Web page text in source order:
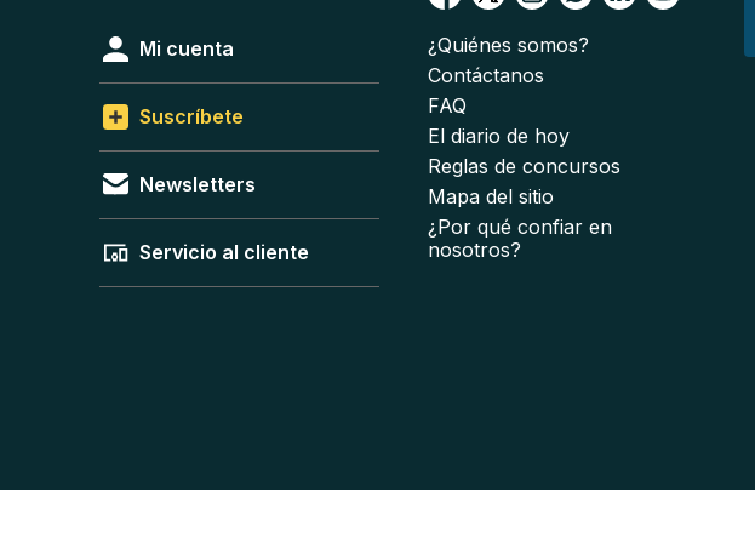
Mi cuenta
Suscríbete
Newsletters
Servicio al cliente
¿Quiénes somos?
Contáctanos
FAQ
El diario de hoy
Reglas de concursos
Mapa del sitio
¿Por qué confiar en
nosotros?